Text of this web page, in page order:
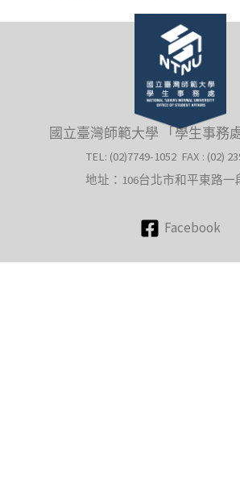
國立臺灣師範大學 「學生事務
TEL: (02)7749-1052 FAX : (02)
地址：106台北市和平東路一
Facebook